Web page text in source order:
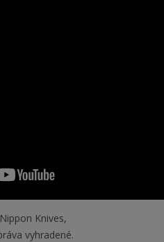
Knives,
vyhradené.